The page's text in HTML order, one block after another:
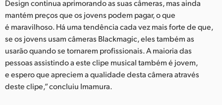
Design continua aprimorando as suas câmeras, mas ainda
mantém preços que os jovens podem pagar, o que
é maravilhoso. Há uma tendência cada vez mais forte de que,
se os jovens usam câmeras Blackmagic, eles também as
usarão quando se tornarem profissionais. A maioria das
pessoas assistindo a este clipe musical também é jovem,
e espero que apreciem a qualidade desta câmera através
deste clipe,” concluiu Imamura.